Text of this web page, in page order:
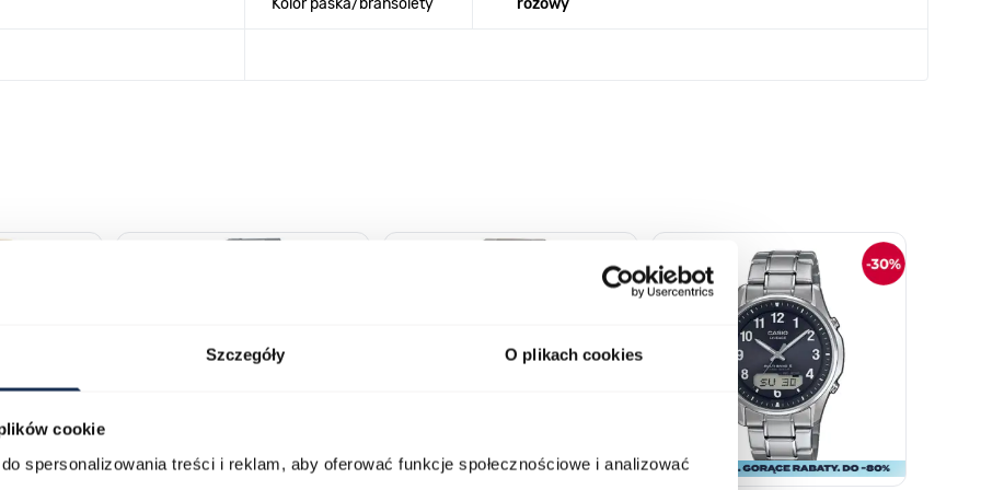
Szczegóły O plikach cookies
cookie
spersonalizowania treści i reklam, aby oferować funkcje społecznościowe i analizować
Kolor paska/bransolety różowy
tabulacji. Możesz pominąć karuzelę lub przejść bezpośrednio do nawigacji karuzeli za pomocą linka pomijającego.